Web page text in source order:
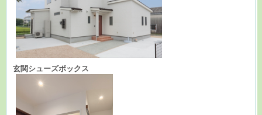
玄関シューズボックス